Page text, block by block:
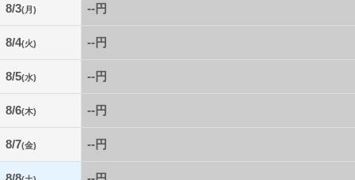
8/3(月) --円
8/4(火) --円
8/5(水) --円
8/6(木) --円
8/7(金) --円